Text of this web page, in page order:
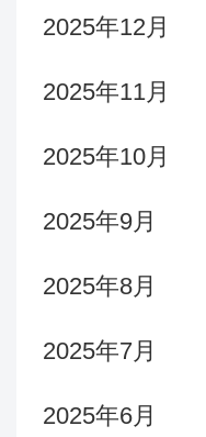
2025年12月
2025年11月
2025年10月
2025年9月
2025年8月
2025年7月
2025年6月